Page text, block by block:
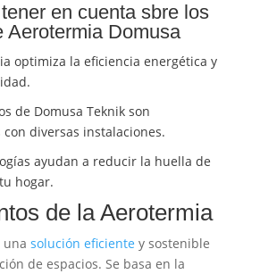
en cuenta sbre los
Aerotermia Domusa
optimiza la eficiencia energética y
de Domusa Teknik son
diversas instalaciones.
ayudan a reducir la huella de
hogar.
de la Aerotermia
una solución eficiente y sostenible
de espacios. Se basa en la